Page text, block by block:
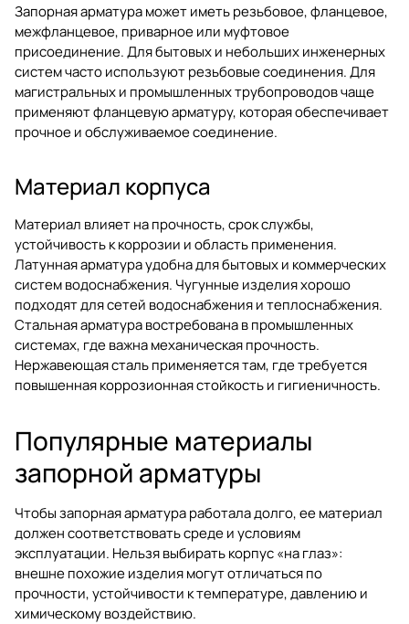
Запорная арматура может иметь резьбовое, фланцевое,
межфланцевое, приварное или муфтовое
присоединение. Для бытовых и небольших инженерных
систем часто используют резьбовые соединения. Для
магистральных и промышленных трубопроводов чаще
применяют фланцевую арматуру, которая обеспечивает
прочное и обслуживаемое соединение.
Материал корпуса
Материал влияет на прочность, срок службы,
устойчивость к коррозии и область применения.
Латунная арматура удобна для бытовых и коммерческих
систем водоснабжения. Чугунные изделия хорошо
подходят для сетей водоснабжения и теплоснабжения.
Стальная арматура востребована в промышленных
системах, где важна механическая прочность.
Нержавеющая сталь применяется там, где требуется
повышенная коррозионная стойкость и гигиеничность.
Популярные материалы
запорной арматуры
Чтобы запорная арматура работала долго, ее материал
должен соответствовать среде и условиям
эксплуатации. Нельзя выбирать корпус «на глаз»:
внешне похожие изделия могут отличаться по
прочности, устойчивости к температуре, давлению и
химическому воздействию.